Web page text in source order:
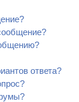
ответа?